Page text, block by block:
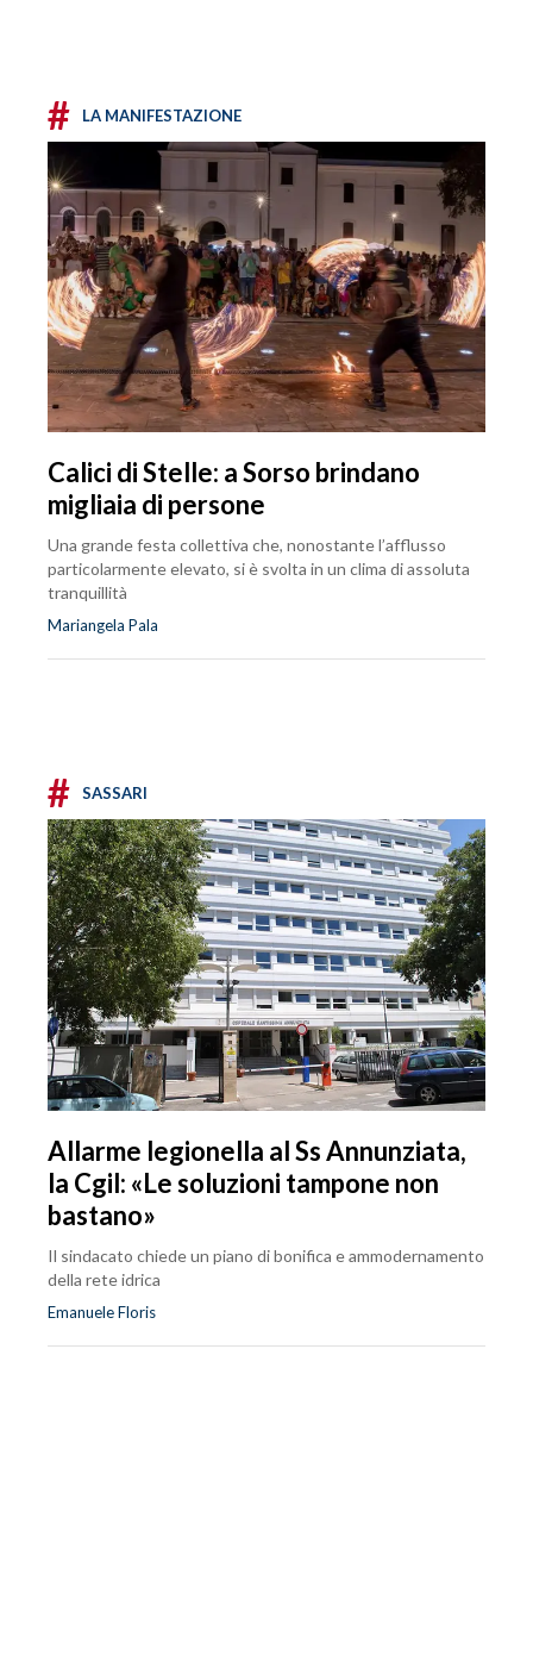
# LA MANIFESTAZIONE
Calici di Stelle: a Sorso brindano
migliaia di persone
Una grande festa collettiva che, nonostante l’afflusso
particolarmente elevato, si è svolta in un clima di assoluta
tranquillità
Mariangela Pala
# SASSARI
Allarme legionella al Ss Annunziata,
la Cgil: «Le soluzioni tampone non
bastano»
Il sindacato chiede un piano di bonifica e ammodernamento
della rete idrica
Emanuele Floris